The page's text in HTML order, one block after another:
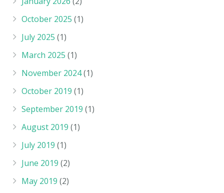
October 2025 (1)
July 2025 (1)
March 2025 (1)
November 2024(1)
October 2019 (1)
September 2019 (1)
August 2019 (1)
July 2019 (1)
June 2019 (2)
May 2019 (2)